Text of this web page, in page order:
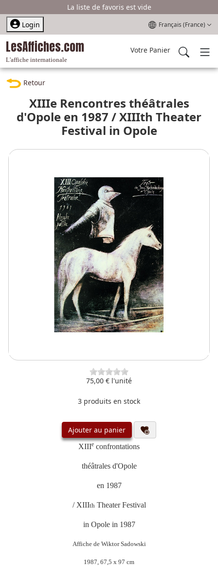
La liste de favoris est vide
Login
Sélectionnez votre
Français (France)
LesAffiches.com
L'affiche internationale
Votre Panier
Retour
XIIIe Rencontres théâtrales
d'Opole en 1987 / XIIIth Theater
Festival in Opole
75,00 € l'unité
3 produits en stock
Ajouter au panier
XIIIe confrontations
théâtrales d'Opole
en 1987
/ XIIIth Theater Festival
in Opole in 1987
Affiche de Wiktor Sadowski
1987, 67,5 x 97 cm